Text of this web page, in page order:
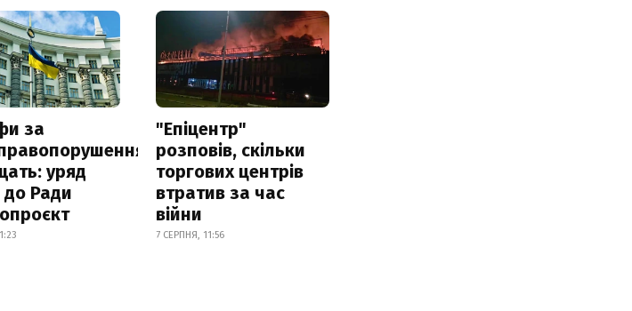
за
уряд
Ради
"Епіцентр"
розповів, скільки
торгових центрів
втратив за час
війни
7 СЕРПНЯ, 11:56